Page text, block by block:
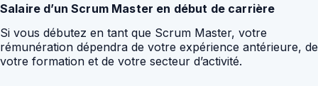
Salaire d’un Scrum Master en début de carrière
Si vous débutez en tant que Scrum Master, votre
rémunération dépendra de votre expérience antérieure, de
votre formation et de votre secteur d’activité.